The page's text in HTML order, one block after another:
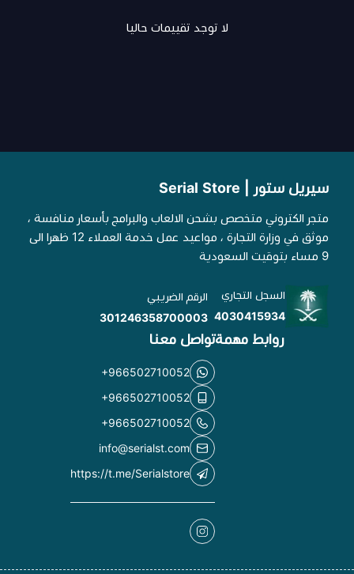
لا توجد تقييمات حاليا
سيريل ستور | Serial Store
متجر الكتروني متخصص بشحن الالعاب والبرامج بأسعار منافسة ،
موثق في وزارة التجارة ، مواعيد عمل خدمة العملاء 12 ظهرا الى
9 مساء بتوقيت السعودية
السجل التجاري
4030415934
الرقم الضريبي
301246358700003
روابط مهمةتواصل معنا
+966502710052
+966502710052
+966502710052
info@serialst.com
https://t.me/Serialstore